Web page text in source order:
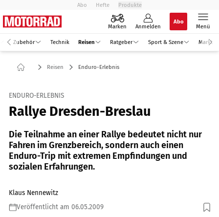
Abo Hefte Produkte
Marken Anmelden
Abo
Menü
Zubehör Technik Reisen Ratgeber Sport & Szene Markt
Reisen Enduro-Erlebnis
ENDURO-ERLEBNIS
Rallye Dresden-Breslau
Die Teilnahme an einer Rallye bedeutet nicht nur
Fahren im Grenzbereich, sondern auch einen
Enduro-Trip mit extremen Empfindungen und
sozialen Erfahrungen.
Klaus Nennewitz
Veröffentlicht am 06.05.2009
Foto: Nennewitz